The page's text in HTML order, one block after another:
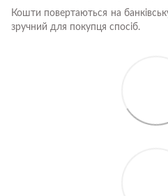
Кошти повертаються на
зручний для покупця спосіб.